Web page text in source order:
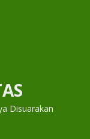
Disuarakan